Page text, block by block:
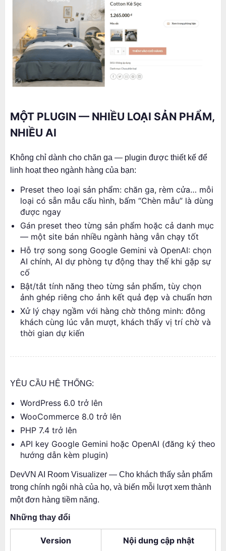
MỘT PLUGIN — NHIỀU LOẠI SẢN PHẨM,
NHIỀU AI
Không chỉ dành cho chăn ga — plugin được thiết kế để
linh hoạt theo ngành hàng của bạn:
Preset theo loại sản phẩm: chăn ga, rèm cửa… mỗi
loại có sẵn mẫu cấu hình, bấm “Chèn mẫu” là dùng
được ngay
Gán preset theo từng sản phẩm hoặc cả danh mục
— một site bán nhiều ngành hàng vẫn chạy tốt
Hỗ trợ song song Google Gemini và OpenAI: chọn
AI chính, AI dự phòng tự động thay thế khi gặp sự
cố
Bật/tắt tính năng theo từng sản phẩm, tùy chọn
ảnh ghép riêng cho ảnh kết quả đẹp và chuẩn hơn
Xử lý chạy ngầm với hàng chờ thông minh: đông
khách cùng lúc vẫn mượt, khách thấy vị trí chờ và
thời gian dự kiến
YÊU CẦU HỆ THỐNG:
WordPress 6.0 trở lên
WooCommerce 8.0 trở lên
PHP 7.4 trở lên
API key Google Gemini hoặc OpenAI (đăng ký theo
hướng dẫn kèm plugin)
DevVN AI Room Visualizer — Cho khách thấy sản phẩm
trong chính ngôi nhà của họ, và biến mỗi lượt xem thành
một đơn hàng tiềm năng.
Những thay đổi
Version Nội dung cập nhật